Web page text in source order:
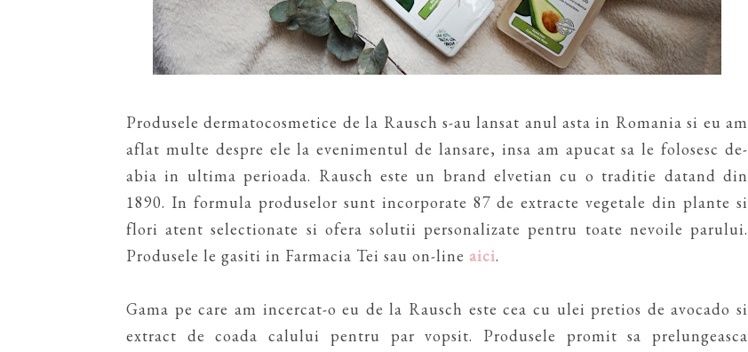
Produsele dermatocosmetice de la Rausch s-au lansat anul asta in Romania si eu am
aflat multe despre ele la evenimentul de lansare, insa am apucat sa le folosesc de-
abia in ultima perioada. Rausch este un brand elvetian cu o traditie datand din
1890. In formula produselor sunt incorporate 87 de extracte vegetale din plante si
flori atent selectionate si ofera solutii personalizate pentru toate nevoile parului.
Produsele le gasiti in Farmacia Tei sau on-line aici.
Gama pe care am incercat-o eu de la Rausch este cea cu ulei pretios de avocado si
extract de coada calului pentru par vopsit. Produsele promit sa prelungeasca